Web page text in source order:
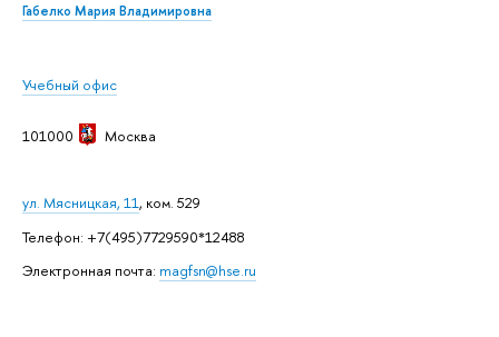
Габелко Мария Владимировна
Учебный офис
101000 Москва
ул. Мясницкая, 11, ком. 529
Телефон: +7(495)7729590*12488
Электронная почта: magfsn@hse.ru